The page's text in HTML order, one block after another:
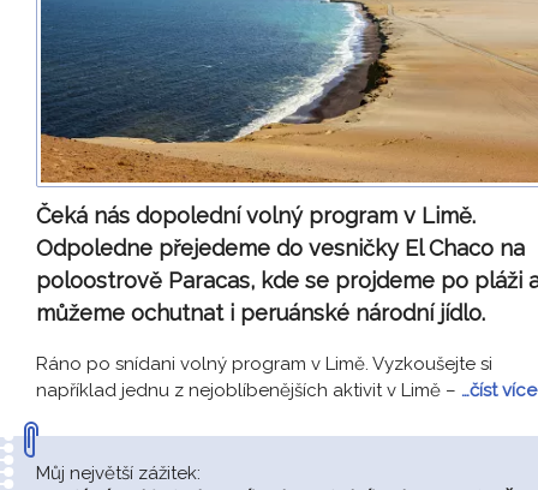
Čeká nás dopolední volný program v Limě.
Odpoledne přejedeme do vesničky El Chaco na
poloostrově Paracas, kde se projdeme po pláži
můžeme ochutnat i peruánské národní jídlo.
Ráno po snídani volný program v Limě. Vyzkoušejte si
například jednu z nejoblíbenějších aktivit v Limě – …číst více
Můj největší zážitek: